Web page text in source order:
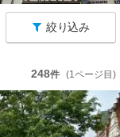
絞り込み
248件 (1ページ目)